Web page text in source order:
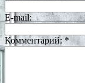
E-mail:
Комментарий: *